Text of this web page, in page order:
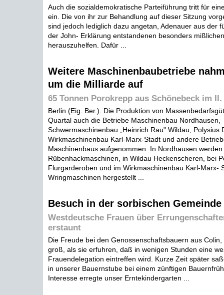
Auch die sozialdemokratische Parteiführung tritt für
ein. Die von ihr zur Behandlung auf dieser Sitzung
sind jedoch lediglich dazu angetan, Adenauer aus der
der John- Erklärung entstandenen besonders
herauszuhelfen. Dafür ...
Weitere Maschinenbaubetriebe
um die Milliarde auf
65 Tonnen Porokrepp aus Schönebeck im
Berlin (Eig. Ber.). Die Produktion von
Quartal auch die Betriebe Maschinenbau Nordhausen,
Schwermaschinenbau „Heinrich Rau" Wildau, Polysius
Wirkmaschinenbau Karl-Marx-Stadt und andere
Maschinenbaus aufgenommen. In Nordhausen werden
Rübenhackmaschinen, in Wildau Heckenscheren, bei
Flurgarderoben und im Wirkmaschinenbau Karl-Marx-
Wringmaschinen hergestellt ...
Besuch in der sorbischen
Westdeutsche Frauen über
erstaunt
Die Freude bei den Genossenschaftsbauern aus
groß, als sie erfuhren, daß in wenigen Stunden eine
Frauendelegation eintreffen wird. Kurze Zeit später
in unserer Bauernstube bei einem zünftigen
Interesse erregte unser Erntekindergarten ...